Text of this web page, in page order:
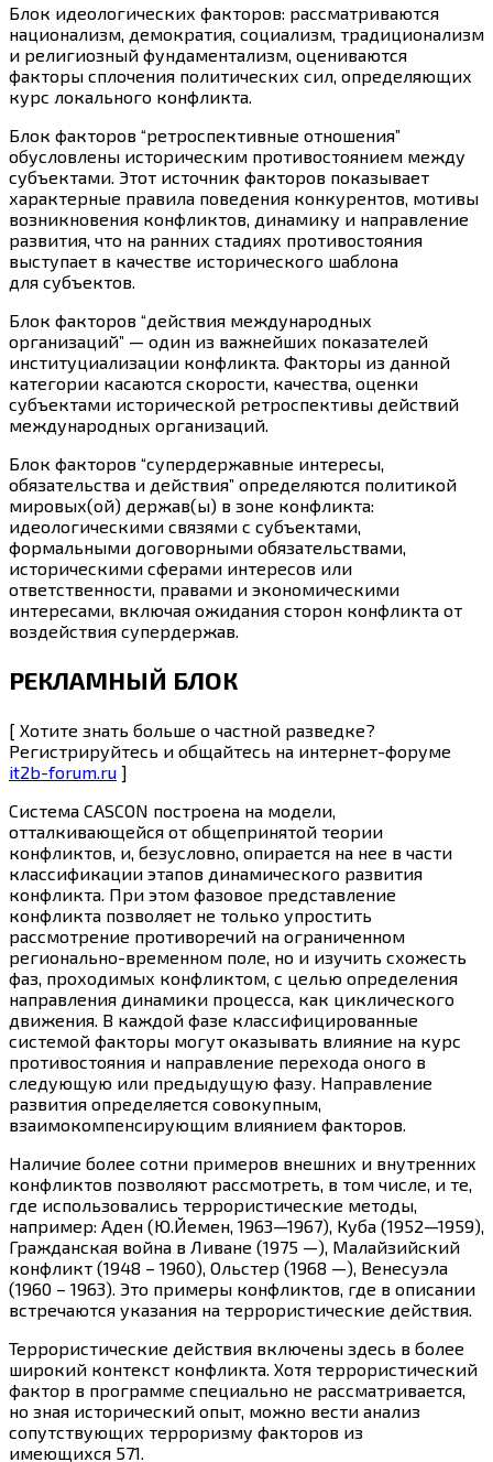
Блок идеологических факторов: рассматриваются
национализм, демократия, социализм, традиционализм
и религиозный фундаментализм, оцениваются
факторы сплочения политических сил, определяющих
курс локального конфликта.
Блок факторов “ретроспективные отношения”
обусловлены историческим противостоянием между
субъектами. Этот источник факторов показывает
характерные правила поведения конкурентов, мотивы
возникновения конфликтов, динамику и направление
развития, что на ранних стадиях противостояния
выступает в качестве исторического шаблона
для субъектов.
Блок факторов “действия международных
организаций” — один из важнейших показателей
институциализации конфликта. Факторы из данной
категории касаются скорости, качества, оценки
субъектами исторической ретроспективы действий
международных организаций.
Блок факторов “супердержавные интересы,
обязательства и действия” определяются политикой
мировых(ой) держав(ы) в зоне конфликта:
идеологическими связями с субъектами,
формальными договорными обязательствами,
историческими сферами интересов или
ответственности, правами и экономическими
интересами, включая ожидания сторон конфликта от
воздействия супердержав.
РЕКЛАМНЫЙ БЛОК
[ Хотите знать больше о частной разведке?
Регистрируйтесь и общайтесь на интернет-форуме
it2b-forum.ru ]
Система CASCON построена на модели,
отталкивающейся от общепринятой теории
конфликтов, и, безусловно, опирается на нее в части
классификации этапов динамического развития
конфликта. При этом фазовое представление
конфликта позволяет не только упростить
рассмотрение противоречий на ограниченном
регионально-временном поле, но и изучить схожесть
фаз, проходимых конфликтом, с целью определения
направления динамики процесса, как циклического
движения. В каждой фазе классифицированные
системой факторы могут оказывать влияние на курс
противостояния и направление перехода оного в
следующую или предыдущую фазу. Направление
развития определяется совокупным,
взаимокомпенсирующим влиянием факторов.
Наличие более сотни примеров внешних и внутренних
конфликтов позволяют рассмотреть, в том числе, и те,
где использовались террористические методы,
например: Аден (Ю.Йемен, 1963—1967), Куба (1952—1959),
Гражданская война в Ливане (1975 —), Малайзийский
конфликт (1948 – 1960), Ольстер (1968 —), Венесуэла
(1960 – 1963). Это примеры конфликтов, где в описании
встречаются указания на террористические действия.
Террористические действия включены здесь в более
широкий контекст конфликта. Хотя террористический
фактор в программе специально не рассматривается,
но зная исторический опыт, можно вести анализ
сопутствующих терроризму факторов из
имеющихся 571.